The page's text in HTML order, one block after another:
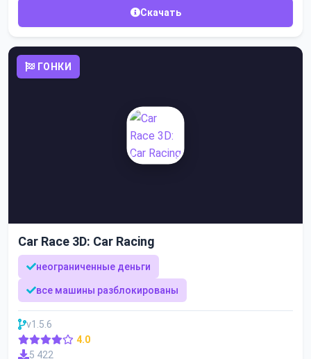
Скачать
ГОНКИ
Car Race 3D: Car Racing
неограниченные деньги
все машины разблокированы
v1.5.6
4.0
5 422